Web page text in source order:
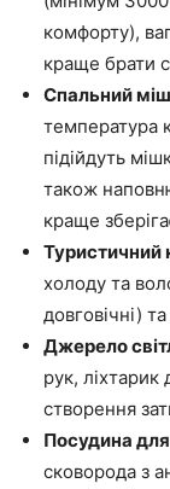
комфорту),
краще брати
Спальний
температура
підійдуть
також
краще
Туристичний
холоду та
довговічні)
Джерело
рук, ліхтарик
створення
Посудина для
сковорода з